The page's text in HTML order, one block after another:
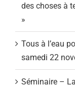
des choses à
»
Tous à l’eau
samedi 22
Séminaire –